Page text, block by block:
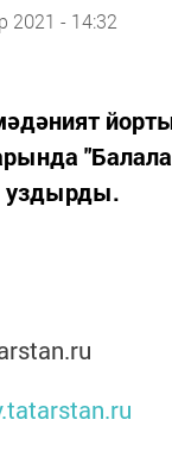
2021 - 14:32
уздырды.